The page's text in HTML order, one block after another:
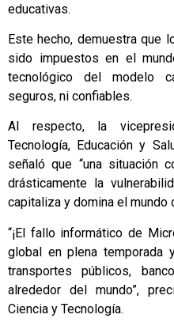
educativas.
Este hecho, demuestra que
sido impuestos en el
tecnológico del modelo
seguros, ni confiables.
Al respecto, la
Tecnología, Educación y
señaló que “una situación
drásticamente la
capitaliza y domina el mundo
“¡El fallo informático de
global en plena temporada
transportes públicos,
alrededor del mundo”,
Ciencia y Tecnología.